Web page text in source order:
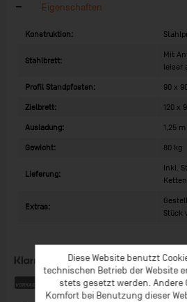
Eigenschaften
Konstruktion:
Stahlbrett:
Mit
leiser
Profil Standpfosten: 90 x
Zielbrett: 120 x
Ausladung: 1,25 m
Gewicht: 80 kg
Lieferung:
Inkl.
Extras:
Stück
Diese Website benutzt
technischen Betrieb der Website
stets gesetzt werden. Andere
Komfort bei Benutzung dieser